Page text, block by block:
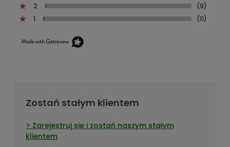
2 (9)
1 (11)
Zostań stałym klientem
Zarejestruj się i zostań naszym stałym
klientem